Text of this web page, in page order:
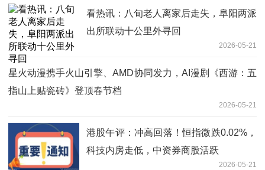
看热讯：八旬老人离家后走失，阜阳两派
出所联动十公里外寻回
2026-05-21
星火动漫携手火山引擎、AMD协同发力，AI漫剧《西游：五
指山上贴瓷砖》登顶春节档
2026-05-21
港股午评：冲高回落！恒指微跌0.02%，
科技内房走低，中资券商股活跃
2026-05-21